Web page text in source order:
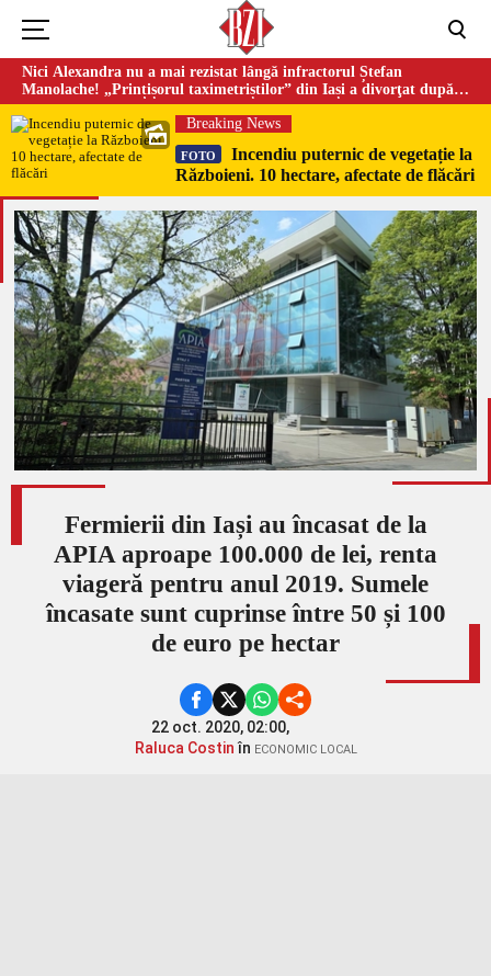
Nici Alexandra nu a mai rezistat lângă infractorul Ștefan
Manolache! „Prințișorul taximetriștilor” din Iași a divorţat după
doi ani de căsnicie
Breaking News
FOTO
Incendiu puternic de vegetație la
Războieni. 10 hectare, afectate de flăcări
Fermierii din Iași au încasat de la
APIA aproape 100.000 de lei, renta
viageră pentru anul 2019. Sumele
încasate sunt cuprinse între 50 și 100
de euro pe hectar
22 oct. 2020, 02:00,
Raluca Costinîn ECONOMIC LOCAL